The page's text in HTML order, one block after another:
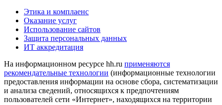
Этика и комплаенс
Оказание услуг
Использование сайтов
Защита персональных данных
ИТ аккредитация
На информационном ресурсе hh.ru применяются
рекомендательные технологии (информационные технологии
предоставления информации на основе сбора, систематизации
и анализа сведений, относящихся к предпочтениям
пользователей сети «Интернет», находящихся на территории